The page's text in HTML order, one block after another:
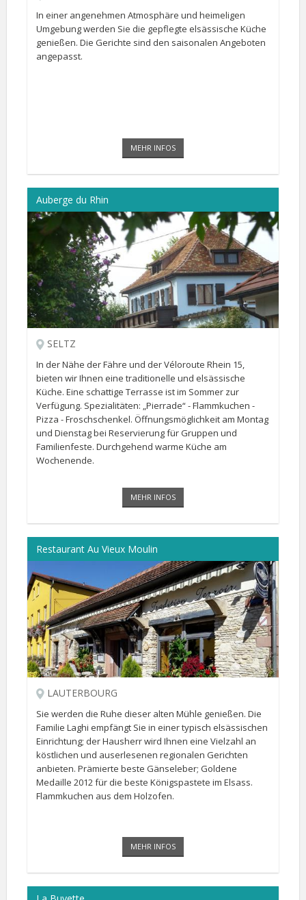
In einer angenehmen Atmosphäre und heimeligen
Umgebung werden Sie die gepflegte elsässische Küche
genießen. Die Gerichte sind den saisonalen Angeboten
angepasst.
MEHR INFOS
Auberge du Rhin
SELTZ
In der Nähe der Fähre und der Véloroute Rhein 15,
bieten wir Ihnen eine traditionelle und elsässische
Küche. Eine schattige Terrasse ist im Sommer zur
Verfügung. Spezialitäten: „Pierrade“ - Flammkuchen -
Pizza - Froschschenkel. Öffnungsmöglichkeit am Montag
und Dienstag bei Reservierung für Gruppen und
Familienfeste. Durchgehend warme Küche am
Wochenende.
MEHR INFOS
Restaurant Au Vieux Moulin
LAUTERBOURG
Sie werden die Ruhe dieser alten Mühle genießen. Die
Familie Laghi empfängt Sie in einer typisch elsässischen
Einrichtung; der Hausherr wird Ihnen eine Vielzahl an
köstlichen und auserlesenen regionalen Gerichten
anbieten. Prämierte beste Gänseleber; Goldene
Medaille 2012 für die beste Königspastete im Elsass.
Flammkuchen aus dem Holzofen.
MEHR INFOS